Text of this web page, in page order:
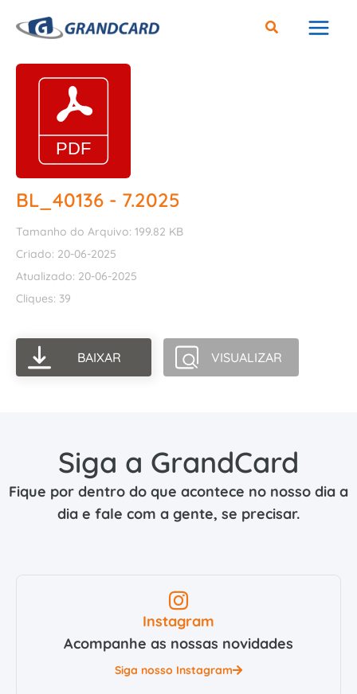
para
BL_40136 - 7.2025
Tamanho do Arquivo: 199.82 KB
Criado: 20-06-2025
Atualizado: 20-06-2025
Cliques: 39
BAIXAR VISUALIZAR
Siga a GrandCard
Fique por dentro do que acontece no nosso dia a
dia e fale com a gente, se precisar.
Instagram
Acompanhe as nossas novidades
Siga nosso Instagram